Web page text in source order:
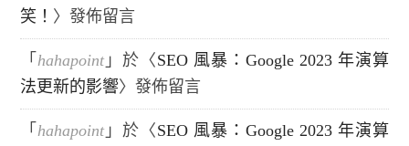
笑！ 〉發佈留言
「 hahapoint 」於〈SEO 風暴：Google 2023 年演算
法更新的影響〉發佈留言
「 hahapoint 」於〈SEO 風暴：Google 2023 年演算